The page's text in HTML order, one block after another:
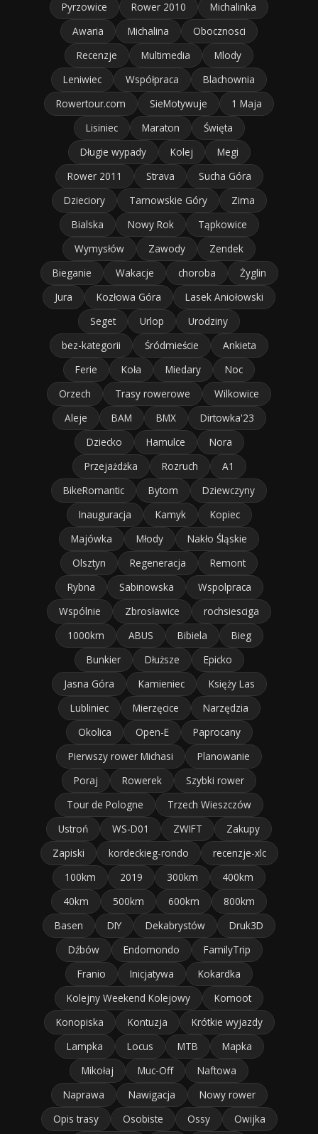
Pyrzowice
Rower 2010
Michalinka
Awaria
Michalina
Obocznosci
Recenzje
Multimedia
Mlody
Leniwiec
Współpraca
Blachownia
Rowertour.com
SieMotywuje
1 Maja
Lisiniec
Maraton
Święta
Długie wypady
Kolej
Megi
Rower 2011
Strava
Sucha Góra
Dzieciory
Tarnowskie Góry
Zima
Bialska
Nowy Rok
Tąpkowice
Wymysłów
Zawody
Zendek
Bieganie
Wakacje choroba
Żyglin
Jura
Kozłowa Góra
Lasek Aniołowski
Seget
Urlop
Urodziny
bez-kategorii
Śródmieście
Ankieta
Ferie
Koła Miedary
Noc
Orzech
Trasy rowerowe
Wilkowice
Aleje
BAM BMX
Dirtowka'23
Dziecko
Hamulce
Nora
Przejażdżka
Rozruch
A1
BikeRomantic
Bytom
Dziewczyny
Inauguracja
Kamyk
Kopiec
Majówka
Młody
Nakło Śląskie
Olsztyn
Regeneracja
Remont
Rybna
Sabinowska
Wspolpraca
Wspólnie
Zbrosławice
rochsiesciga
1000km
ABUS Bibiela
Bieg
Bunkier
Dłuższe
Epicko
Jasna Góra
Kamieniec
Księży Las
Lubliniec
Mierzęcice
Narzędzia
Okolica
Open-E
Paprocany
Pierwszy rower Michasi
Planowanie
Poraj
Rowerek
Szybki rower
Tour de Pologne
Trzech Wieszczów
Ustroń
WS-D01 ZWIFT
Zakupy
Zapiski
kordeckieg-rondo
recenzje-xlc
100km
2019 300km
400km
40km
500km 600km
800km
Basen
DIY Dekabrystów
Druk3D
Dźbów
Endomondo
FamilyTrip
Franio
Inicjatywa
Kokardka
Kolejny Weekend Kolejowy
Komoot
Konopiska
Kontuzja
Krótkie wyjazdy
Lampka
Locus MTB
Mapka
Mikołaj
Muc-Off
Naftowa
Naprawa
Nawigacja
Nowy rower
Opis trasy
Osobiste Ossy Owijka